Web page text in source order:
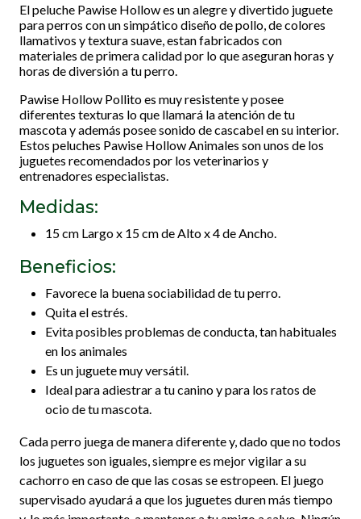
El peluche Pawise Hollow es un alegre y divertido juguete
para perros con un simpático diseño de pollo, de colores
llamativos y textura suave, estan fabricados con
materiales de primera calidad por lo que aseguran horas y
horas de diversión a tu perro.
Pawise Hollow Pollito es muy resistente y posee
diferentes texturas lo que llamará la atención de tu
mascota y además posee sonido de cascabel en su interior.
Estos peluches Pawise Hollow Animales son unos de los
juguetes recomendados por los veterinarios y
entrenadores especialistas.
Medidas:
15 cm Largo x 15 cm de Alto x 4 de Ancho.
Beneficios:
Favorece la buena sociabilidad de tu perro.
Quita el estrés.
Evita posibles problemas de conducta, tan habituales
en los animales
Es un juguete muy versátil.
Ideal para adiestrar a tu canino y para los ratos de
ocio de tu mascota.
Cada perro juega de manera diferente y, dado que no todos
los juguetes son iguales, siempre es mejor vigilar a su
cachorro en caso de que las cosas se estropeen. El juego
supervisado ayudará a que los juguetes duren más tiempo